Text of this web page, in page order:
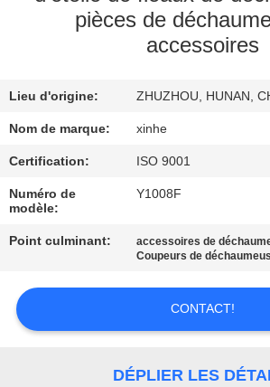
DE
L'USINE
CONTRÔLE
LA
QUALITÉ
NOUS
CONTACTER
pièces de
accessoires
Lieu d'origine: ZHUZHOU, HUNAN,
Nom de marque: xinhe
Certification: ISO 9001
Numéro de
modèle:
Y1008F
Point culminant: accessoires de
Coupeurs de
CONTACT!
DÉPLIER LES